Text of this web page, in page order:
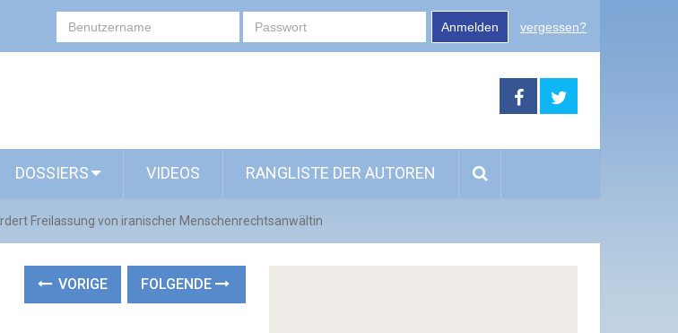
Anmelden vergessen?
DOSSIERS VIDEOS RANGLISTE DER AUTOREN
Freilassung von iranischer Menschenrechtsanwältin
VORIGE FOLGENDE